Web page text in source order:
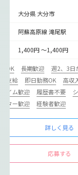
大分県 大分市
阿蘇高原線 滝尾駅
1,400円 ～1,400円
OK 長期歓迎
週2、3日
支給
即日勤務OK
高収
イム歓迎
履歴書不要
ター歓迎
経験者歓迎
詳しく見る
応募する